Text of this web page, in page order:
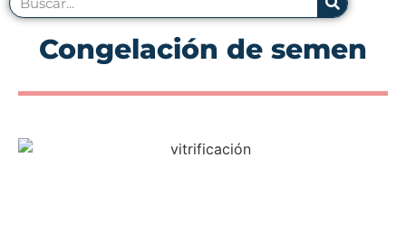
Congelación de semen